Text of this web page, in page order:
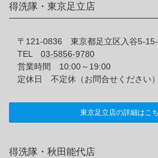
得洗隊・東京足立店
〒121-0836 東京都足立区入谷5-
TEL 03-5856-9780
営業時間 10:00～19:00
定休日 不定休（お問合せください）
東京足立店の詳細はこ
得洗隊・秋田能代店